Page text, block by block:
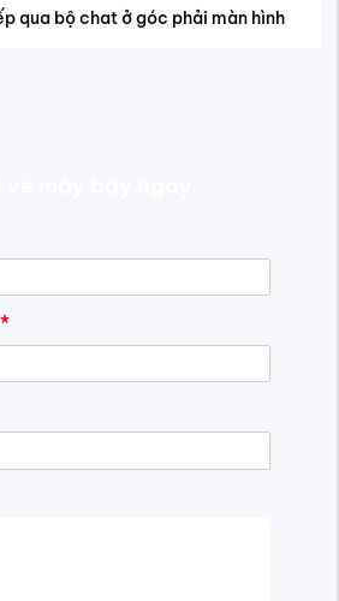
qua bộ chat ở góc phải màn hình
*